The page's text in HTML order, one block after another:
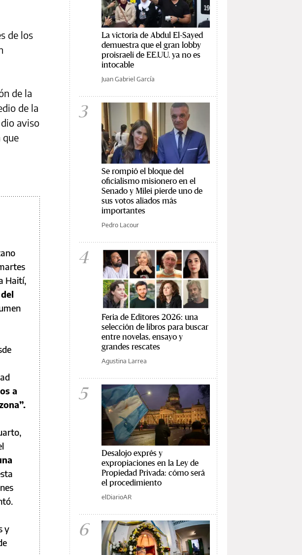
de los
de la
de la
aviso
que
Haití,
a
y
La victoria de Abdul El-Sayed
demuestra que el gran lobby
proisraelí de EE.UU. ya no es
intocable
Juan Gabriel García
3
Se rompió el bloque del
oficialismo misionero en el
Senado y Milei pierde uno de
sus votos aliados más
importantes
Pedro Lacour
4
Feria de Editores 2026: una
selección de libros para buscar
entre novelas, ensayo y
grandes rescates
Agustina Larrea
5
Desalojo exprés y
expropiaciones en la Ley de
Propiedad Privada: cómo será
el procedimiento
elDiarioAR
6